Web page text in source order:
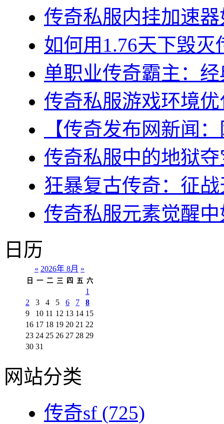
传奇私服内挂加速
如何用1.76天下毁灭
单职业传奇霸主：
传奇私服游戏环境
【传奇发布网新闻
传奇私服中的地狱
狂暴复古传奇：征
传奇私服元素觉醒
日历
« 2026年 8月 »
日 一 二 三 四 五 六
1
2
3 4 5 6 7
8
9
10 11 12 13 14 15
16 17 18 19 20 21 22
23 24 25 26 27 28 29
30 31
网站分类
传奇sf (725)